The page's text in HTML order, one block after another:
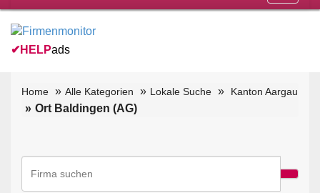
✔ HELPads
Home Alle Kategorien Lokale Suche Kanton Aargau
Ort Baldingen (AG)